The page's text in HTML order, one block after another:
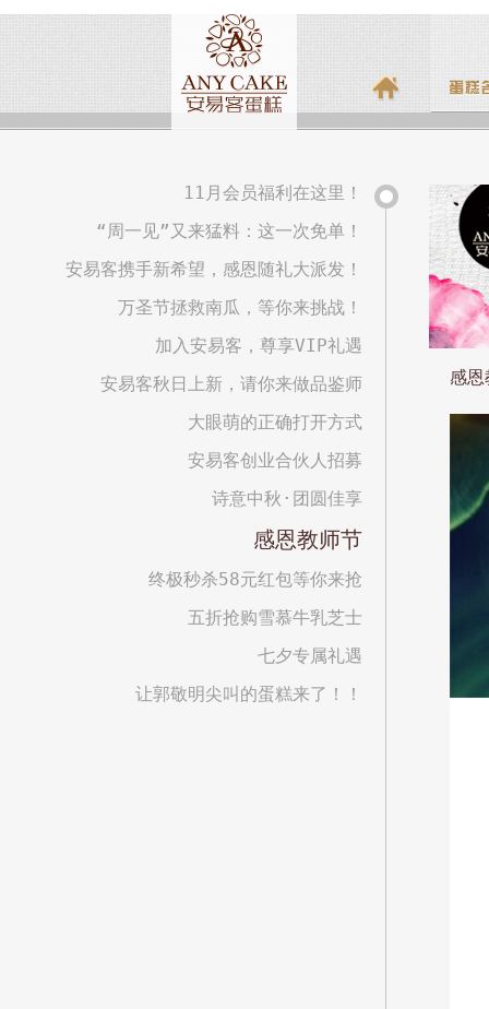
11月会员福利在这里！
“周一见”又来猛料：这一次免单！
安易客携手新希望，感恩随礼大派发！
万圣节拯救南瓜，等你来挑战！
加入安易客，尊享VIP礼遇
安易客秋日上新，请你来做品鉴师
大眼萌的正确打开方式
安易客创业合伙人招募
诗意中秋·团圆佳享
感恩教师节
终极秒杀58元红包等你来抢
五折抢购雪慕牛乳芝士
七夕专属礼遇
让郭敬明尖叫的蛋糕来了！！
感恩